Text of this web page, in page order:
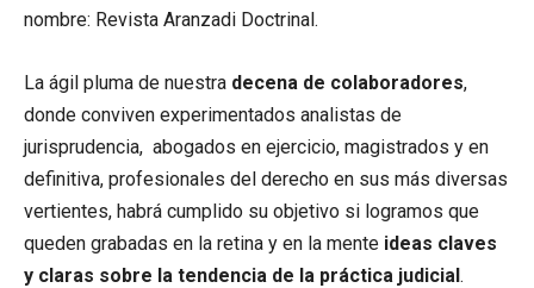
nombre: Revista Aranzadi Doctrinal.
La ágil pluma de nuestra decena de colaboradores,
donde conviven experimentados analistas de
jurisprudencia, abogados en ejercicio, magistrados y en
definitiva, profesionales del derecho en sus más diversas
vertientes, habrá cumplido su objetivo si logramos que
queden grabadas en la retina y en la mente ideas claves
y claras sobre la tendencia de la práctica judicial.